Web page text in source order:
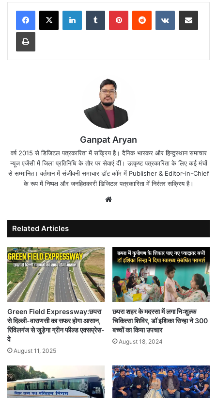
LinkedInTumblr PinterestReddit VKontakteShare via Email
Print
Ganpat Aryan
वर्ष 2015 से डिजिटल पत्रकारिता में सक्रिय है। दैनिक भास्कर और हिन्दुस्थान समाचार
न्यूज एजेंसी में जिला प्रतिनिधि के तौर पर सेवाएं दीं। उत्कृष्ट पत्रकारिता के लिए कई मंचों
से सम्मानित। वर्तमान में संजीवनी समाचार डॉट कॉम में Publisher & Editor-in-Chief
के रूप में निष्पक्ष और जनहितकारी डिजिटल पत्रकारिता में निरंतर सक्रिय है।
Related Articles
Green Field Expressway:छपरा
से दिल्ली-वाराणसी का सफर होगा आसान,
रिविलगंज से जुड़ेगा ग्रीन फील्ड एक्सप्रेस-
वे
August 11, 2025
छपरा शहर के मदरसा में लगा निःशुल्क
चिकित्सा शिविर, डॉ इशिका सिन्हा ने 300
बच्चों का किया उपचार
August 18, 2024